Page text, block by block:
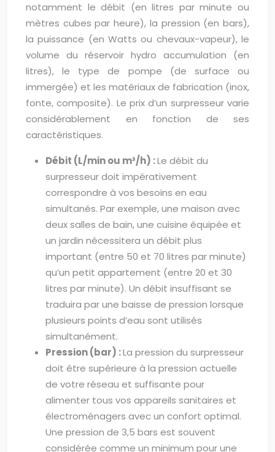
notamment le débit (en litres par minute ou
mètres cubes par heure), la pression (en bars),
la puissance (en Watts ou chevaux-vapeur), le
volume du réservoir hydro accumulation (en
litres), le type de pompe (de surface ou
immergée) et les matériaux de fabrication (inox,
fonte, composite). Le prix d’un surpresseur varie
considérablement en fonction de ses
caractéristiques.
Débit (L/min ou m³/h) :Le débit du
surpresseur doit impérativement
correspondre à vos besoins en eau
simultanés. Par exemple, une maison avec
deux salles de bain, une cuisine équipée et
un jardin nécessitera un débit plus
important (entre 50 et 70 litres par minute)
qu’un petit appartement (entre 20 et 30
litres par minute). Un débit insuffisant se
traduira par une baisse de pression lorsque
plusieurs points d’eau sont utilisés
simultanément.
Pression (bar) :La pression du surpresseur
doit être supérieure à la pression actuelle
de votre réseau et suffisante pour
alimenter tous vos appareils sanitaires et
électroménagers avec un confort optimal.
Une pression de 3,5 bars est souvent
considérée comme un minimum pour une